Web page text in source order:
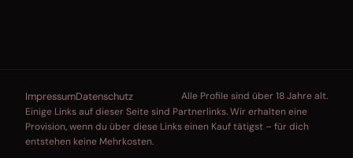
ImpressumDatenschutz
Alle Profile sind über 18 Jahre alt.
Einige Links auf dieser Seite sind Partnerlinks. Wir erhalten eine
Provision, wenn du über diese Links einen Kauf tätigst – für dich
entstehen keine Mehrkosten.